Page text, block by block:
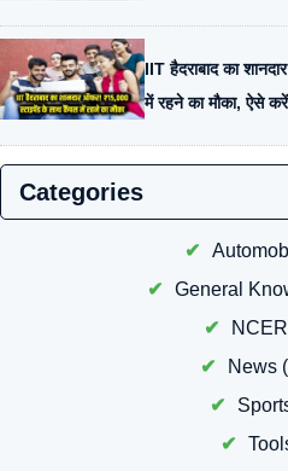
IIT हैदराबाद का
में रहने का मौका, ऐसे
Categories
General
News